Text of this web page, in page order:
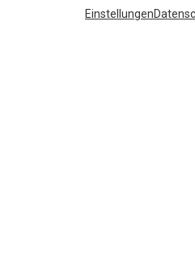
Einstellungen